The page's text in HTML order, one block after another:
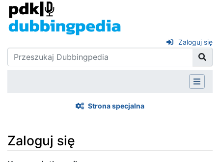
Zaloguj się
Strona specjalna
Zaloguj się